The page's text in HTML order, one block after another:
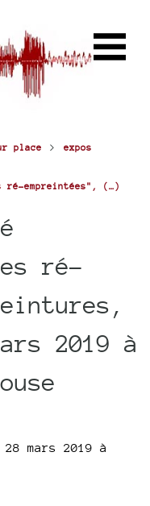
place > expos
ré-empreintées", (…)
ré-
2019 à
mars 2019 à